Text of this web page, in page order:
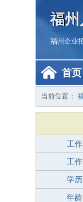
福
福州企业
首页
当前位置：
工
工
学
年